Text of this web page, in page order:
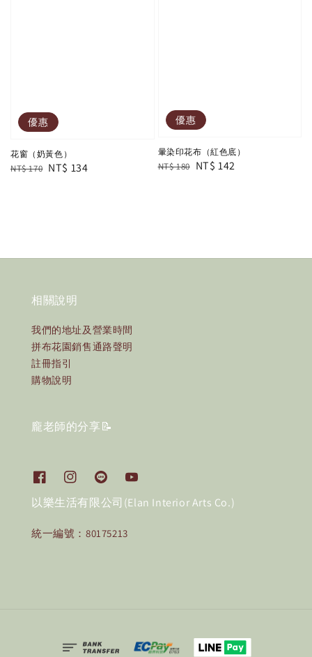
優惠
花窗（奶黃色）
Regular
NT$ 170 Sale
NT$ 134
優惠
暈染印花布（紅色底）
Regular
NT$ 180 Sale
NT$ 142
相關說明
我們的地址及營業時間
拼布花園銷售通路聲明
註冊指引
購物說明
龐老師的分享📝
以樂生活有限公司(Elan Interior Arts Co.)
統一編號：80175213